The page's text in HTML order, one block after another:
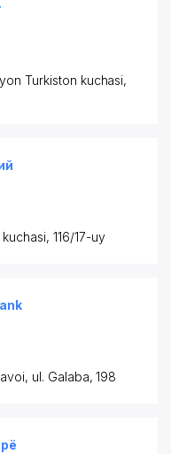
Turkiston kuchasi,
116/17-uy
ul. Galaba, 198